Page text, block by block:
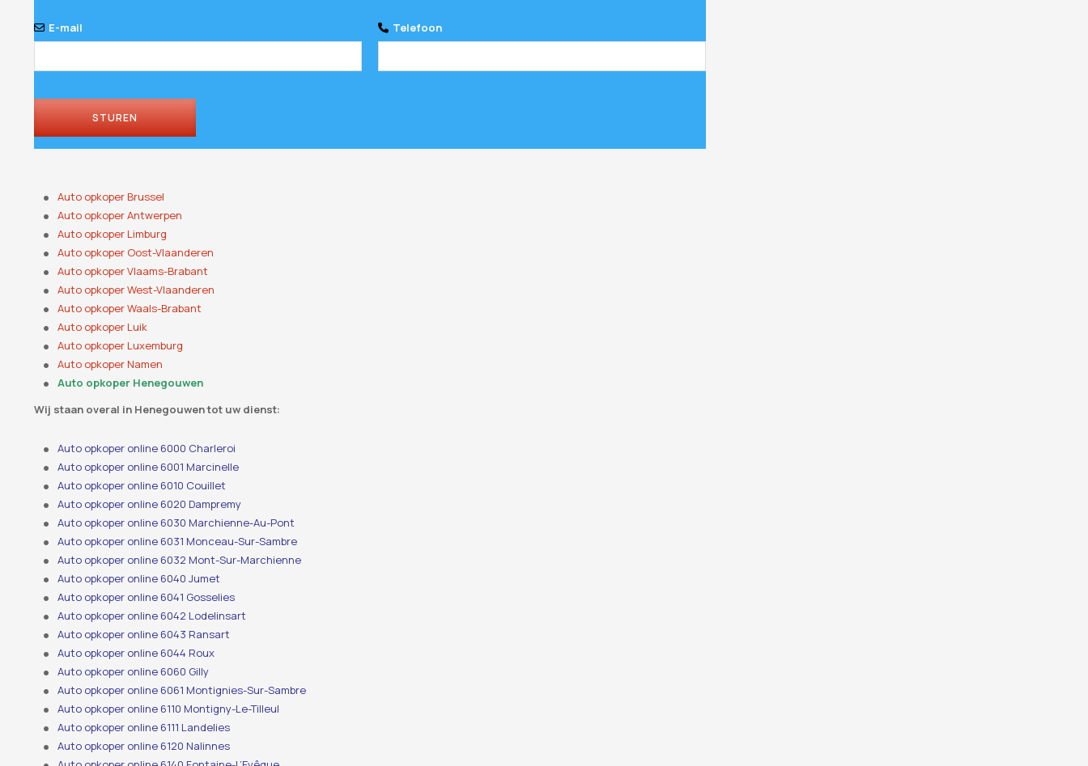
E-mail Telefoon
STUREN
Auto opkoper Brussel
Auto opkoper Antwerpen
Auto opkoper Limburg
Auto opkoper Oost-Vlaanderen
Auto opkoper Vlaams-Brabant
Auto opkoper West-Vlaanderen
Auto opkoper Waals-Brabant
Auto opkoper Luik
Auto opkoper Luxemburg
Auto opkoper Namen
Auto opkoper Henegouwen
Wij staan ​​overal in Henegouwen tot uw dienst:
Auto opkoper online 6000 Charleroi
Auto opkoper online 6001 Marcinelle
Auto opkoper online 6010 Couillet
Auto opkoper online 6020 Dampremy
Auto opkoper online 6030 Marchienne-Au-Pont
Auto opkoper online 6031 Monceau-Sur-Sambre
Auto opkoper online 6032 Mont-Sur-Marchienne
Auto opkoper online 6040 Jumet
Auto opkoper online 6041 Gosselies
Auto opkoper online 6042 Lodelinsart
Auto opkoper online 6043 Ransart
Auto opkoper online 6044 Roux
Auto opkoper online 6060 Gilly
Auto opkoper online 6061 Montignies-Sur-Sambre
Auto opkoper online 6110 Montigny-Le-Tilleul
Auto opkoper online 6111 Landelies
Auto opkoper online 6120 Nalinnes